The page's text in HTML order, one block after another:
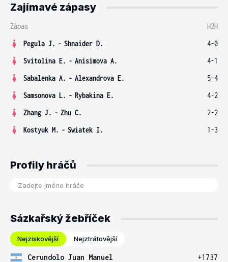
Zajímavé zápasy
Zápas
H2H
Pegula J. - Shnaider D.
4-0
Svitolina E. - Anisimova A.
4-1
Sabalenka A. - Alexandrova E.
5-4
Samsonova L. - Rybakina E.
4-2
Zhang J. - Zhu C.
2-2
Kostyuk M. - Swiatek I. 1-3
Profily hráčů
Sázkařský žebříček
Nejziskovější Nejztrátovější
Cerundolo Juan Manuel
+1737